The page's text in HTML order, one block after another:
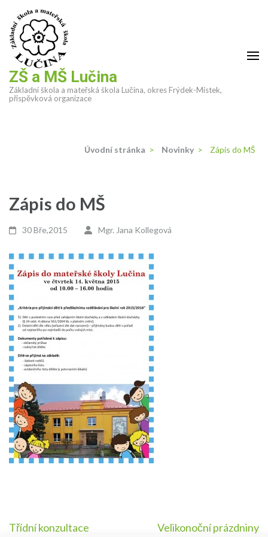
Přeskočit
obsah
(stiskněte
Enter)
ZŠ a MŠ Lučina
Základní škola a mateřská škola Lučina, okres Frýdek-Místek,
příspěvková organizace
Úvodní stránka > Novinky > Zápis do MŠ
Zápis do MŠ
30 Bře,2015 Mgr. Jana Kollegová
Navigace
Třídní konzultace Velikonoční prázdniny